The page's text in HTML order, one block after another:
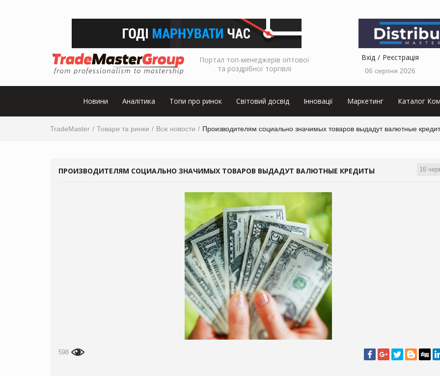
Портал топ-менеджерів оптової
та роздрібної торгівлі
Вхід Реєстрація
06 серпня 2026
Новини Аналітика Топи про ринок Світовий досвід Інновації Маркетинг Каталог
TradeMaster Товари та ринки Все новости Производителям социально значимых товаров выдадут валютные
16
ПРОИЗВОДИТЕЛЯМ СОЦИАЛЬНО ЗНАЧИМЫХ ТОВАРОВ ВЫДАДУТ ВАЛЮТНЫЕ КРЕДИТЫ
598